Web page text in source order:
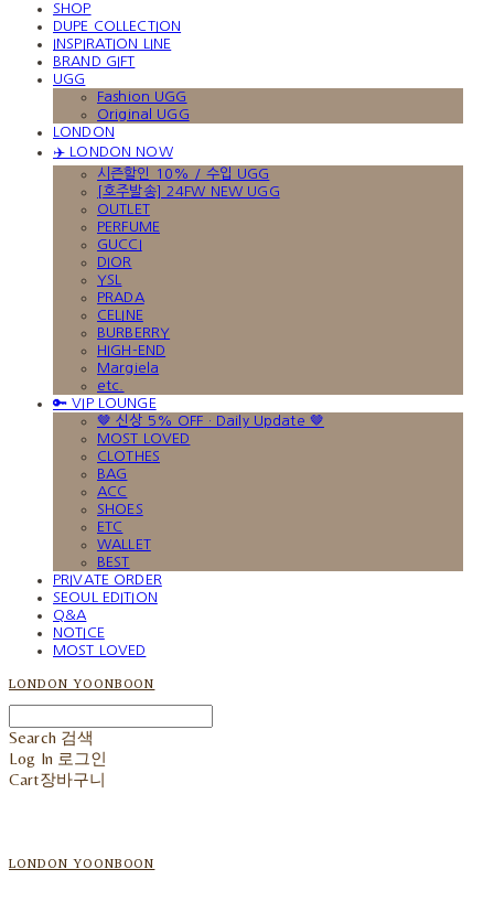
SHOP
DUPE COLLECTION
INSPIRATION LINE
BRAND GIFT
UGG
Fashion UGG
Original UGG
LONDON
✈️ LONDON NOW
시즌할인 10% / 수입 UGG
[호주발송] 24FW NEW UGG
OUTLET
PERFUME
GUCCI
DIOR
YSL
PRADA
CELINE
BURBERRY
HIGH-END
Margiela
etc.
🔑 VIP LOUNGE
🤎 신상 5% OFF · Daily Update 🤎
MOST LOVED
CLOTHES
BAG
ACC
SHOES
ETC
WALLET
BEST
PRIVATE ORDER
SEOUL EDITION
Q&A
NOTICE
MOST LOVED
LONDON YOONBOON
Search 검색
Log In 로그인
Cart장바구니
LONDON YOONBOON